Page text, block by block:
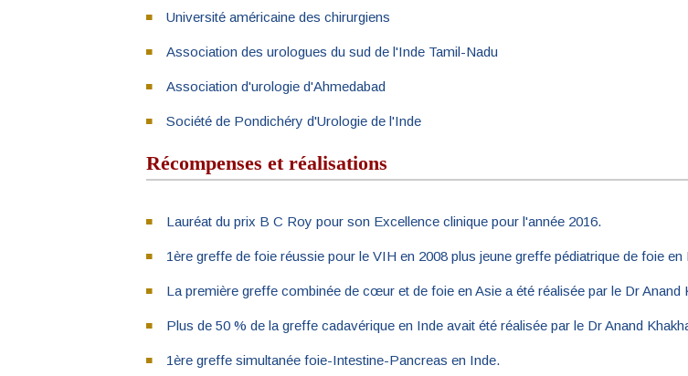
Université américaine des chirurgiens
Association des urologues du sud de l'Inde Tamil-Nadu
Association d'urologie d'Ahmedabad
Société de Pondichéry d'Urologie de l'Inde
Récompenses et réalisations
Lauréat du prix B C Roy pour son Excellence clinique pour l'année 2016.
1ère greffe de foie réussie pour le VIH en 2008 plus jeune greffe pédiatrique de foie en
La première greffe combinée de cœur et de foie en Asie a été réalisée par le Dr Anand
Plus de 50 % de la greffe cadavérique en Inde avait été réalisée par le Dr Anand
1ère greffe simultanée foie-Intestine-Pancreas en Inde.